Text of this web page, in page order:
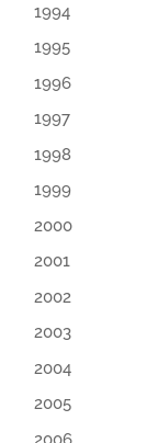
1994
1995
1996
1997
1998
1999
2000
2001
2002
2003
2004
2005